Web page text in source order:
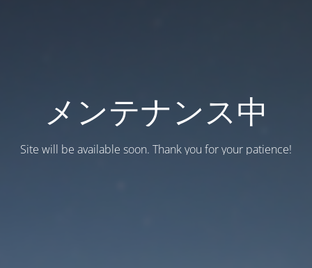
メンテナンス中
Site will be available soon. Thank you for your patience!